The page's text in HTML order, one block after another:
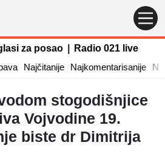
za posao
Radio 021 live
Najčitanije Najkomentarisanije
stogodišnjice
Vojvodine 19.
biste dr Dimitrija